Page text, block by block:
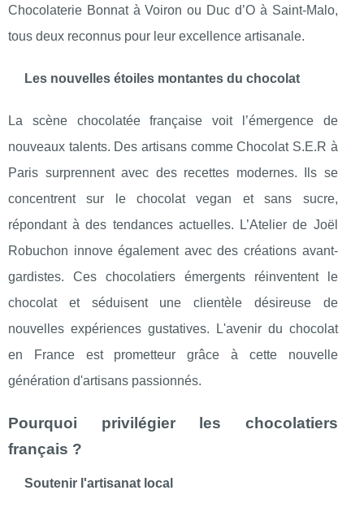
Chocolaterie Bonnat à Voiron ou Duc d’O à Saint-Malo,
tous deux reconnus pour leur excellence artisanale.
Les nouvelles étoiles montantes du chocolat
La scène chocolatée française voit l’émergence de
nouveaux talents. Des artisans comme Chocolat S.E.R à
Paris surprennent avec des recettes modernes. Ils se
concentrent sur le chocolat vegan et sans sucre,
répondant à des tendances actuelles. L’Atelier de Joël
Robuchon innove également avec des créations avant-
gardistes. Ces chocolatiers émergents réinventent le
chocolat et séduisent une clientèle désireuse de
nouvelles expériences gustatives. L'avenir du chocolat
en France est prometteur grâce à cette nouvelle
génération d'artisans passionnés.
Pourquoi privilégier les chocolatiers
français ?
Soutenir l'artisanat local